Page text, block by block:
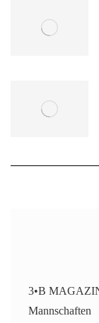
3•B
Mannschaften